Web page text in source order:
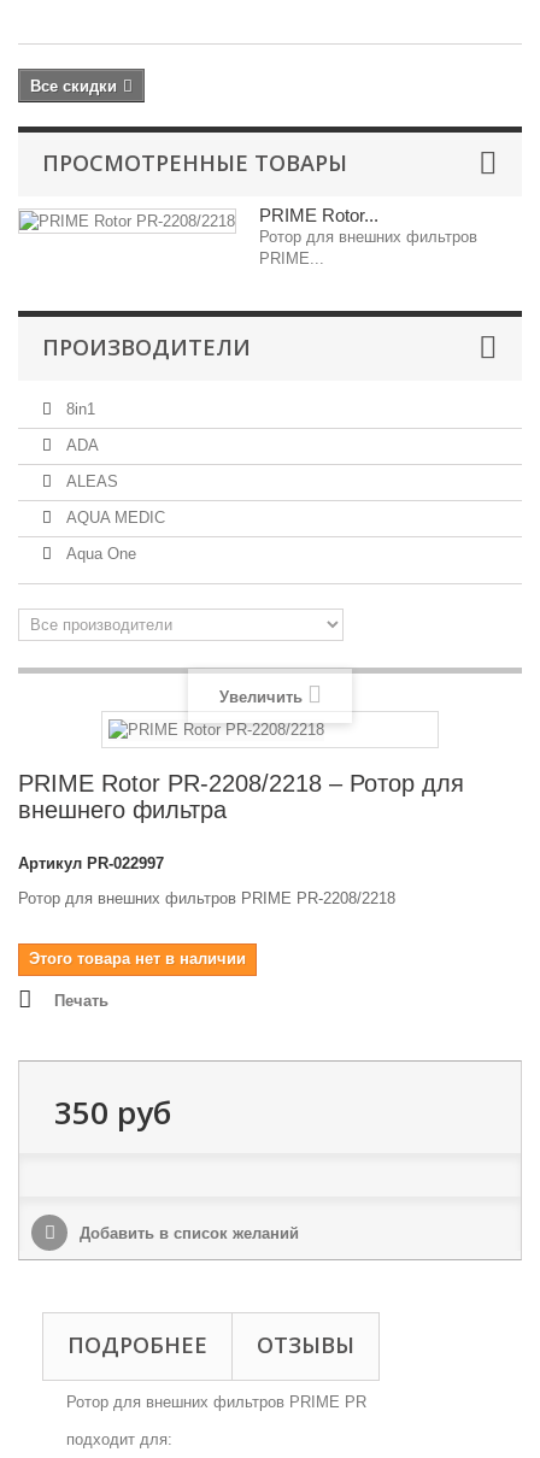
Все скидки
ПРОСМОТРЕННЫЕ ТОВАРЫ
PRIME Rotor...
Ротор для внешних фильтров
PRIME...
ПРОИЗВОДИТЕЛИ
8in1
ADA
ALEAS
AQUA MEDIC
Aqua One
Увеличить
PRIME Rotor PR-2208/2218 – Ротор для
внешнего фильтра
Артикул PR-022997
Ротор для внешних фильтров PRIME PR-2208/2218
Этого товара нет в наличии
Печать
350 руб
Добавить в список желаний
ПОДРОБНЕЕ ОТЗЫВЫ
Ротор для внешних фильтров PRIME PR
подходит для: